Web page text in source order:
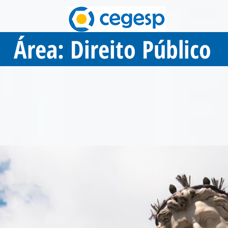
Área: Direito Público